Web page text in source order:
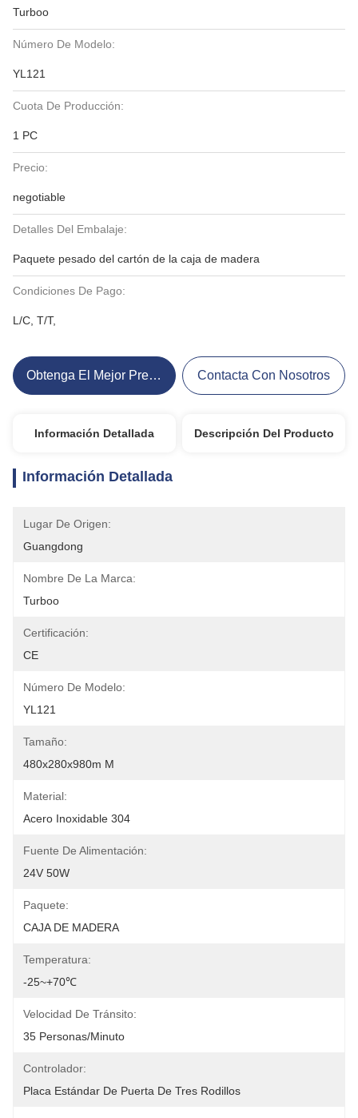
Turboo
Número De Modelo:
YL121
Cuota De Producción:
1 PC
Precio:
negotiable
Detalles Del Embalaje:
Paquete pesado del cartón de la caja de madera
Condiciones De Pago:
L/C, T/T,
Obtenga El Mejor Precio Contacta Con Nosotros
Información Detallada Descripción Del Producto
Información Detallada
Lugar De Origen:
Guangdong
Nombre De La Marca:
Turboo
Certificación:
CE
Número De Modelo:
YL121
Tamaño:
480x280x980m M
Material:
Acero Inoxidable 304
Fuente De Alimentación:
24V 50W
Paquete:
CAJA DE MADERA
Temperatura:
-25~+70℃
Velocidad De Tránsito:
35 Personas/minuto
Controlador:
Placa Estándar De Puerta De Tres Rodillos